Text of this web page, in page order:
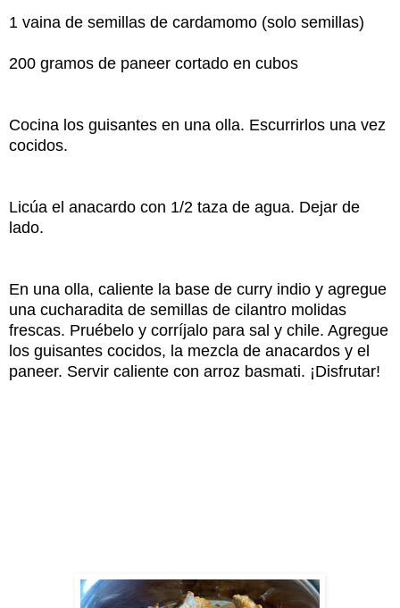
1 vaina de semillas de cardamomo (solo semillas)
200 gramos de paneer cortado en cubos
Cocina los guisantes en una olla. Escurrirlos una vez
cocidos.
Licúa el anacardo con 1/2 taza de agua. Dejar de
lado.
En una olla, caliente la base de curry indio y agregue
una cucharadita de semillas de cilantro molidas
frescas. Pruébelo y corríjalo para sal y chile. Agregue
los guisantes cocidos, la mezcla de anacardos y el
paneer. Servir caliente con arroz basmati. ¡Disfrutar!